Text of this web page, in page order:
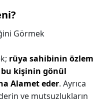
Görmek
rüya sahibinin özlem
kişinin gönül
Alamet eder. Ayrıca
ve mutsuzlukların